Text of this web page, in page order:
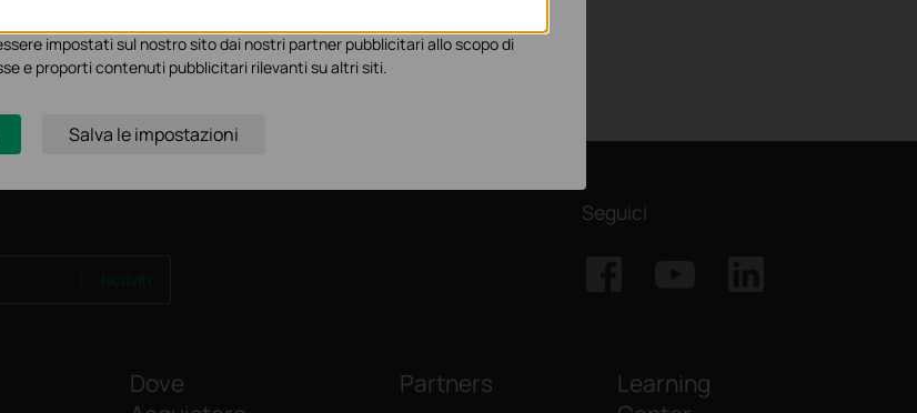
Seguici
Dove
Partners
Learning
impostati sul nostro sito dai nostri partner pubblicitari allo scopo di
e proporti contenuti pubblicitari rilevanti su altri siti.
Salva le impostazioni